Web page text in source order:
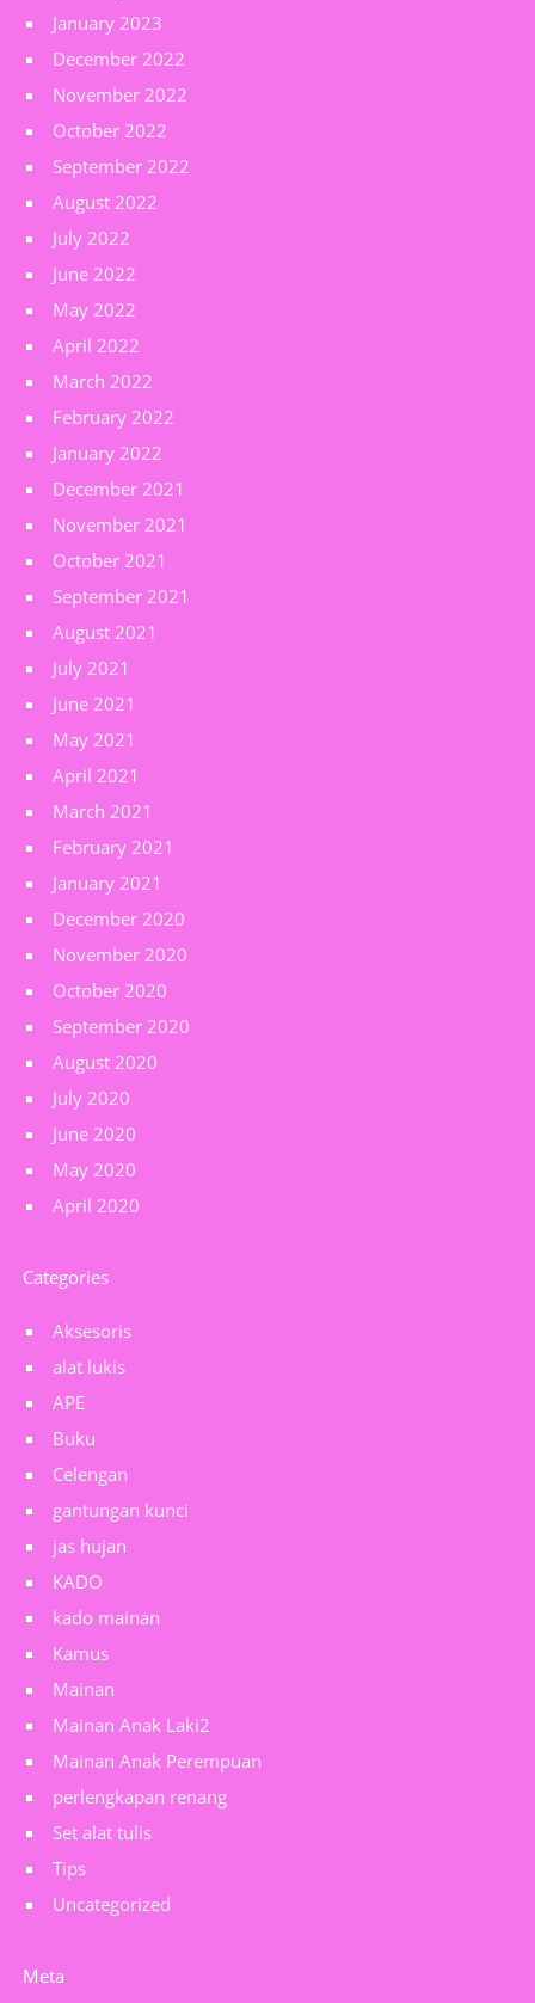
January 2023
December 2022
November 2022
October 2022
September 2022
August 2022
July 2022
June 2022
May 2022
April 2022
March 2022
February 2022
January 2022
December 2021
November 2021
October 2021
September 2021
August 2021
July 2021
June 2021
May 2021
April 2021
March 2021
February 2021
January 2021
December 2020
November 2020
October 2020
September 2020
August 2020
July 2020
June 2020
May 2020
April 2020
Categories
Aksesoris
alat lukis
APE
Buku
Celengan
gantungan kunci
jas hujan
KADO
kado mainan
Kamus
Mainan
Mainan Anak Laki2
Mainan Anak Perempuan
perlengkapan renang
Set alat tulis
Tips
Uncategorized
Meta